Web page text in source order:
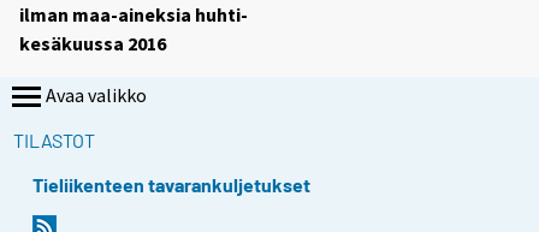
ilman maa-aineksia huhti-
kesäkuussa 2016
Avaa valikko
TILASTOT
Tieliikenteen tavarankuljetukset